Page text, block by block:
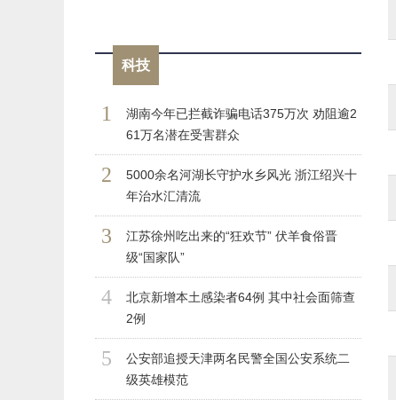
科技
1
湖南今年已拦截诈骗电话375万次 劝阻逾2
61万名潜在受害群众
2
5000余名河湖长守护水乡风光 浙江绍兴十
年治水汇清流
3
江苏徐州吃出来的“狂欢节” 伏羊食俗晋
级“国家队”
4
北京新增本土感染者64例 其中社会面筛查
2例
5
公安部追授天津两名民警全国公安系统二
级英雄模范